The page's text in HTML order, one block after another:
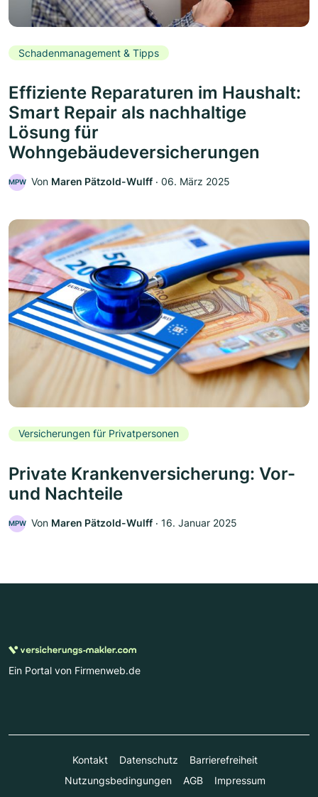
Schadenmanagement & Tipps
Effiziente Reparaturen im Haushalt:
Smart Repair als nachhaltige
Lösung für
Wohngebäudeversicherungen
MPW Von Maren Pätzold-Wulff ‧ 06. März 2025
Versicherungen für Privatpersonen
Private Krankenversicherung: Vor-
und Nachteile
MPW Von Maren Pätzold-Wulff ‧ 16. Januar 2025
Ein Portal von Firmenweb.de
Kontakt Datenschutz
Barrierefreiheit
Nutzungsbedingungen
AGB Impressum